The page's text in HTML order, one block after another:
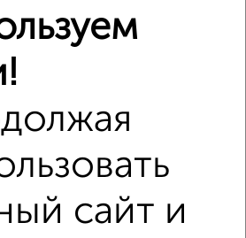
рядом
от Пушкина 44А
сайт и